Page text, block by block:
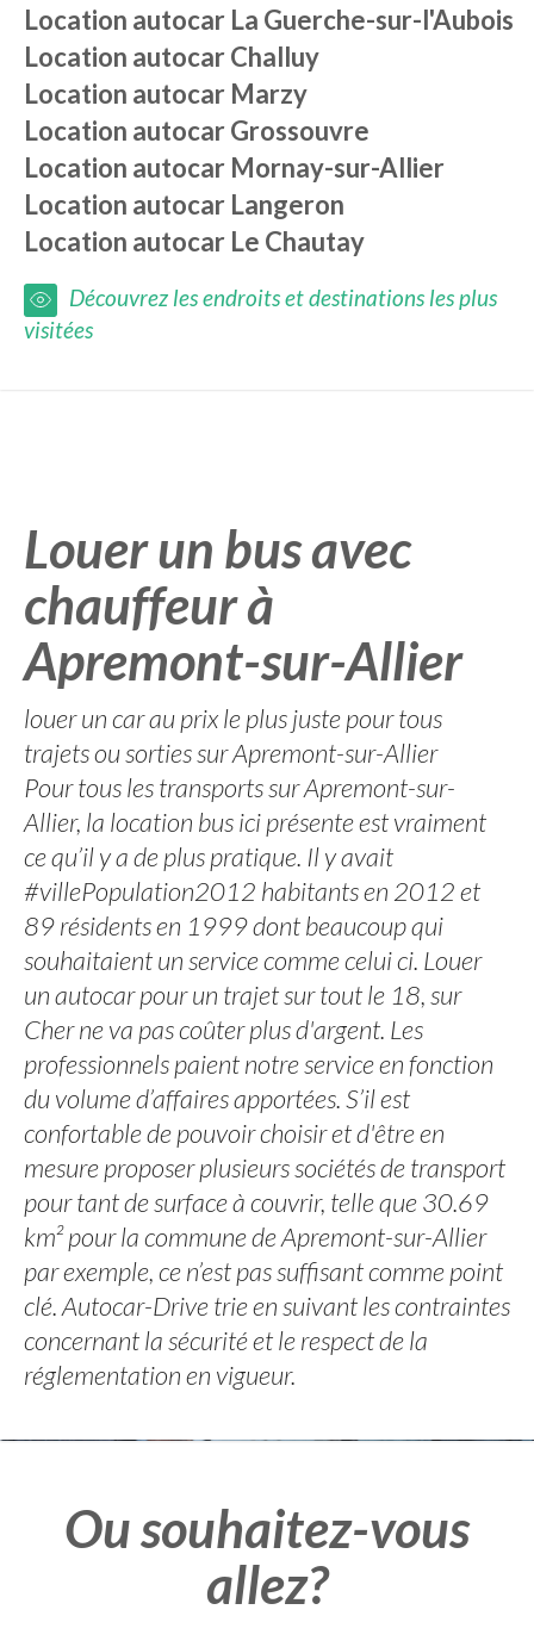
Location autocar La Guerche-sur-l'Aubois
Location autocarChalluy
Location autocar Marzy
Location autocarGrossouvre
Location autocar Mornay-sur-Allier
Location autocar Langeron
Location autocar Le Chautay
Découvrez les endroits et destinations les plus
visitées
Louer un bus avec
chauffeur à
Apremont-sur-Allier
louer un car au prix le plus juste pour tous
trajets ou sorties sur Apremont-sur-Allier
Pour tous les transports sur Apremont-sur-
Allier, la location bus ici présente est vraiment
ce qu’il y a de plus pratique. Il y avait
#villePopulation2012 habitants en 2012 et
89 résidents en 1999 dont beaucoup qui
souhaitaient un service comme celui ci. Louer
un autocar pour un trajet sur tout le 18, sur
Cher ne va pas coûter plus d'argent. Les
professionnels paient notre service en fonction
du volume d’affaires apportées. S’il est
confortable de pouvoir choisir et d'être en
mesure proposer plusieurs sociétés de transport
pour tant de surface à couvrir, telle que 30.69
km² pour la commune de Apremont-sur-Allier
par exemple, ce n’est pas suffisant comme point
clé. Autocar-Drive trie en suivant les contraintes
concernant la sécurité et le respect de la
réglementation en vigueur.
Ou souhaitez-vous
allez?